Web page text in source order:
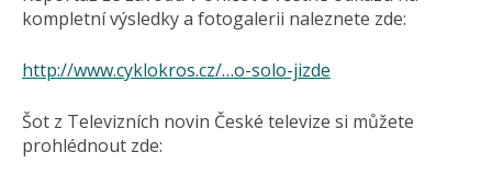
kompletní výsledky a fotogalerii naleznete zde:
http://www.cyklokros.cz/…o-solo-jizde
Šot z Televizních novin České televize si můžete
prohlédnout zde: